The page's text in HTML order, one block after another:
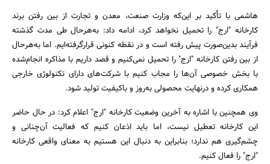
هاشمی با تأکید بر این‌که وزارت صنعت، معدن و تجارت از بین رفتن برند
کارخانه "ارج" را تحمیل نخواهد کرد، ادامه داد: به‌هرحال طی مدت گذشته
فرآیند بدین‌صورت پیش رفته است و در نقطه کنونی قرارگرفته‌ایم. اما به‌هرحال
از بین رفتن کارخانه "ارج" را تحمیل نمی‌کنیم و قصد داریم با مذاکره انجام‌شده
با بخش خصوصی آن‌ها را مجاب کنیم با شرکت‌های دارای تکنولوژی خارجی
همکاری کرده و درنهایت محصولی به‌روز و باکیفیت تولید شود.
وی همچنین با اشاره به آخرین وضعیت کارخانه "ارج" اعلام کرد: در حال حاضر
این کارخانه تعطیل نیست، اما باید اذعان کنیم که فعالیت آن‌چنانی و
چشم‌گیری هم ندارد؛ بنابراین به دنبال این هستیم به معنای واقعی کارخانه
"ارج" را فعال کنیم.